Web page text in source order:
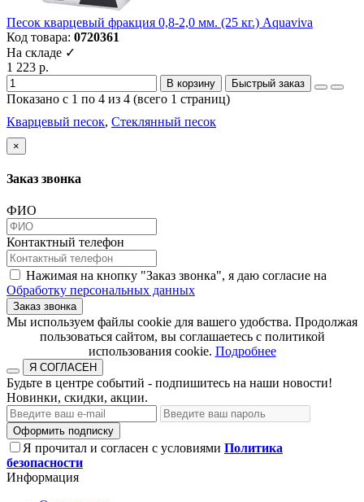
Песок кварцевый фракция 0,8-2,0 мм. (25 кг.) Aquaviva
Код товара: 0720361
На складе ✓
1 223 р.
В корзину Быстрый заказ
Показано с 1 по 4 из 4 (всего 1 страниц)
Кварцевый песок, Стеклянный песок
×
Заказ звонка
ФИО
Контактный телефон
Нажимая на кнопку "Заказ звонка", я даю согласие на
Обработку персональных данных
Заказ звонка
​​​​​​​Мы используем файлы cookie для вашего удобства. Продолжая
пользоваться сайтом, вы соглашаетесь с политикой
использования cookie.​​​​​​​ Подробнее
Я СОГЛАСЕН
Будьте в центре событий - подпишитесь на наши новости!
Новинки, скидки, акции.
Оформить подписку
Я прочитал и согласен с условиями Политика
безопасности
Информация